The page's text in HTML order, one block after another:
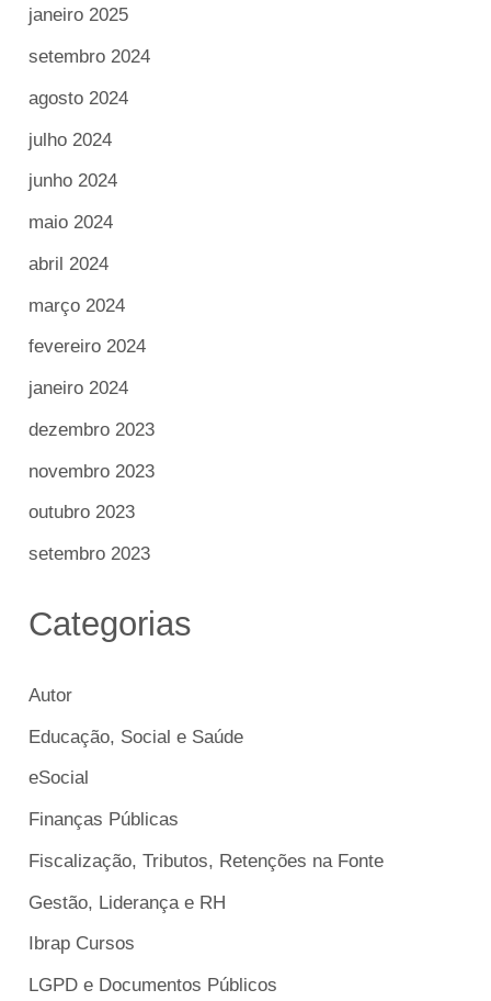
janeiro 2025
setembro 2024
agosto 2024
julho 2024
junho 2024
maio 2024
abril 2024
março 2024
fevereiro 2024
janeiro 2024
dezembro 2023
novembro 2023
outubro 2023
setembro 2023
Categorias
Autor
Educação, Social e Saúde
eSocial
Finanças Públicas
Fiscalização, Tributos, Retenções na Fonte
Gestão, Liderança e RH
Ibrap Cursos
LGPD e Documentos Públicos